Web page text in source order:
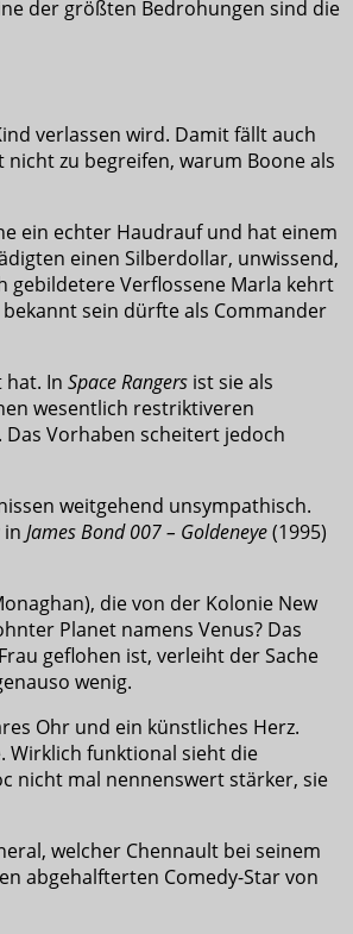
der größten Bedrohungen sind die
verlassen wird. Damit fällt auch
zu begreifen, warum Boone als
ein echter Haudrauf und hat einem
einen Silberdollar, unwissend,
gebildetere Verflossene Marla kehrt
bekannt sein dürfte als Commander
hat. In Space Rangers ist sie als
wesentlich restriktiveren
Vorhaben scheitert jedoch
weitgehend unsympathisch.
in James Bond 007 – Goldeneye(1995)
die von der Kolonie New
Planet namens Venus? Das
geflohen ist, verleiht der Sache
wenig.
Ohr und ein künstliches Herz.
Wirklich funktional sieht die
nicht mal nennenswert stärker, sie
welcher Chennault bei seinem
abgehalfterten Comedy-Star von